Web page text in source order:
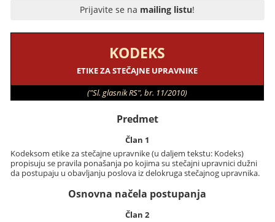
Prijavite se na mailing listu!
KODEKS
ETIKE ZA STEČAJNE UPRAVNIKE
("Sl. glasnik RS", br. 11/2010)
Predmet
Član 1
Kodeksom etike za stečajne upravnike (u daljem tekstu: Kodeks)
propisuju se pravila ponašanja po kojima su stečajni upravnici dužni
da postupaju u obavljanju poslova iz delokruga stečajnog upravnika.
Osnovna načela postupanja
Član 2